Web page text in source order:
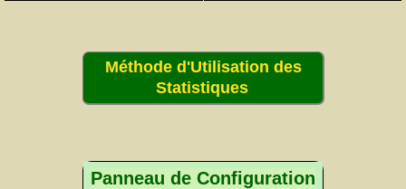
Méthode d'Utilisation des
Statistiques
Panneau de Configuration